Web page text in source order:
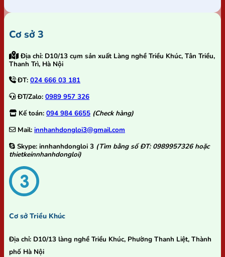
Cơ sở 3
Địa chỉ: D10/13 cụm sản xuất Làng nghề Triều Khúc, Tân Triều,
Thanh Trì, Hà Nội
ĐT: 024 666 03 181
ĐT/Zalo: 0989 957 326
Kế toán: 094 984 6655 (Check hàng)
Mail: innhanhdongloi3@gmail.com
Skype: innhanhdongloi 3 (Tìm bằng số ĐT: 0989957326 hoặc
thietkeinnhanhdongloi)
Cơ sở Triều Khúc
Địa chỉ: D10/13 làng nghề Triều Khúc, Phường Thanh Liệt, Thành
phố Hà Nội